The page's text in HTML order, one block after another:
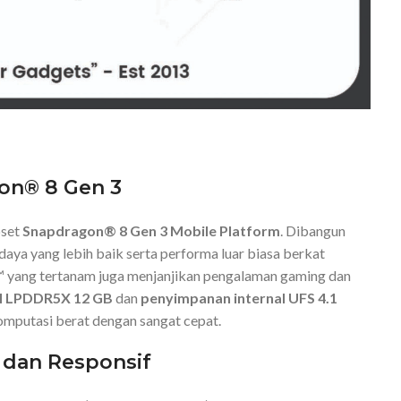
8 Gen 3
Snapdragon® 8 Gen 3 Mobile Platform. Dibangun
yang lebih baik serta performa luar biasa berkat
yangtertanam juga menjanjikan pengalaman gamingdan
LPDDR5X 12 GB dan penyimpanan internal UFS 4.1
beratdengan sangatcepat.
dan Responsif